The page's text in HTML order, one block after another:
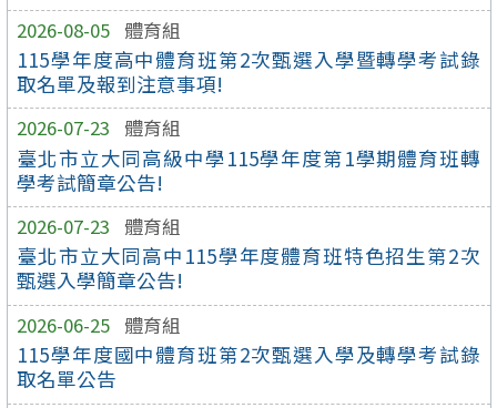
2026-08-05 體育組
115學年度高中體育班第2次甄選入學暨轉學考試錄
取名單及報到注意事項!
2026-07-23 體育組
臺北市立大同高級中學115學年度第1學期體育班轉
學考試簡章公告!
2026-07-23 體育組
臺北市立大同高中115學年度體育班特色招生第2次
甄選入學簡章公告!
2026-06-25 體育組
115學年度國中體育班第2次甄選入學及轉學考試錄
取名單公告